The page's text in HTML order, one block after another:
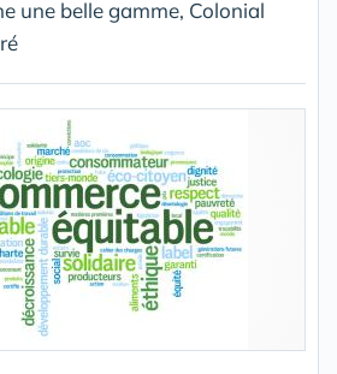
une belle gamme, Colonial